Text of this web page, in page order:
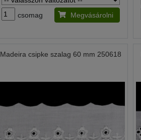
csomag Megvásárolni
Madeira csipke szalag 60 mm 250618